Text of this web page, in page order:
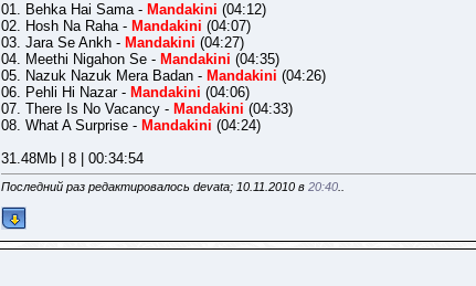
01. Behka Hai Sama - Mandakini (04:12)
02. Hosh Na Raha - Mandakini (04:07)
03. Jara Se Ankh - Mandakini (04:27)
04. Meethi Nigahon Se - Mandakini (04:35)
05. Nazuk Nazuk Mera Badan - Mandakini (04:26)
06. Pehli Hi Nazar - Mandakini (04:06)
07. There Is No Vacancy - Mandakini (04:33)
08. What A Surprise - Mandakini (04:24)
31.48Mb | 8 | 00:34:54
Последний раз редактировалось devata; 10.11.2010 в 20:40